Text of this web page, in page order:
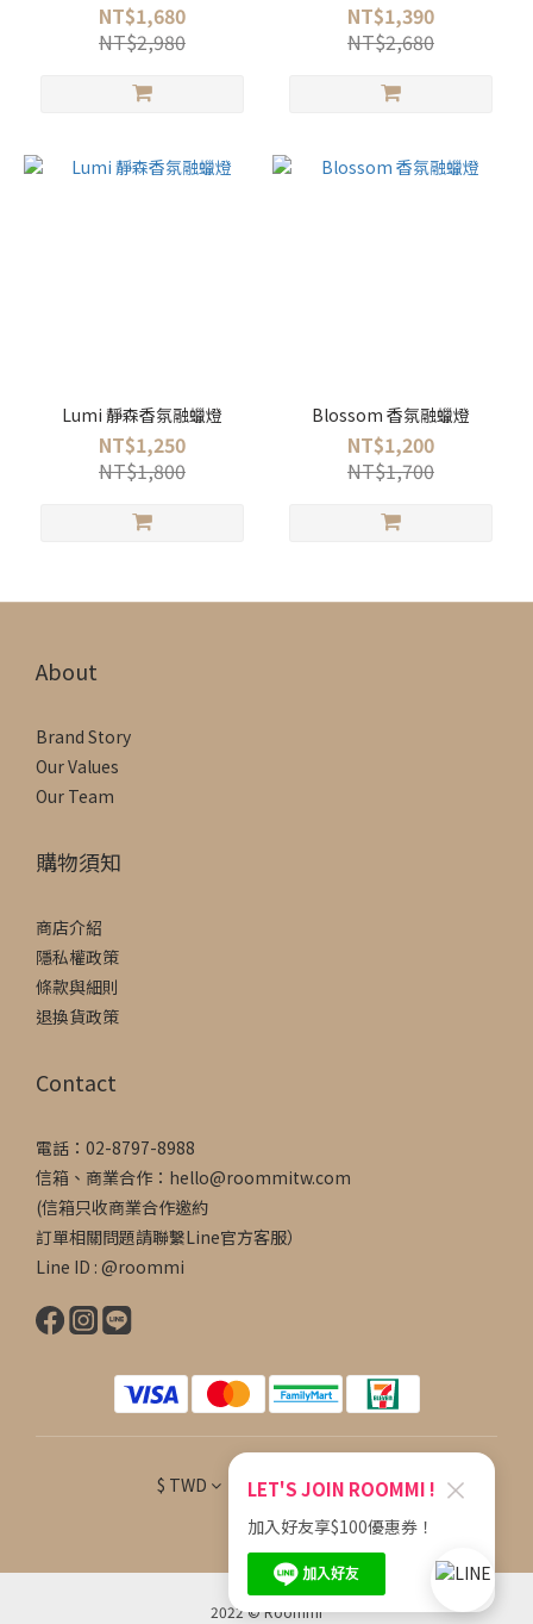
NT$1,680
NT$2,980
NT$1,390
NT$2,680
Lumi 靜森香氛融蠟燈
NT$1,250
NT$1,800
Blossom 香氛融蠟燈
NT$1,200
NT$1,700
About
Brand Story
Our Values
Our Team
購物須知
商店介紹
隱私權政策
條款與細則
退換貨政策
Contact
電話：02-8797-8988
信箱、商業合作：hello@roommitw.com
(信箱只收商業合作邀約
訂單相關問題請聯繫Line官方客服）
Line ID : @roommi
$ TWD English
2022 © Roommi
LET'S JOIN ROOMMI ! ×
加入好友享$100優惠券！